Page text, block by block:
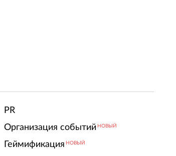
PR
Организация событий НОВЫЙ
Геймификация НОВЫЙ